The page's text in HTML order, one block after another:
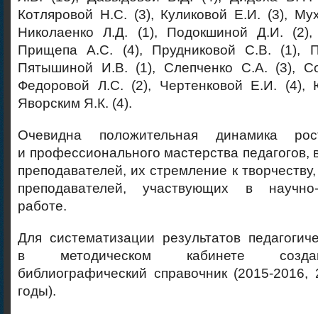
Котляровой Н.С. (3), Куликовой Е.И. (3),
Николаенко Л.Д. (1), Подокшиной Д.И.
Прищепа А.С. (4), Прудниковой С.В. (1),
Пятышиной И.В. (1), Слепченко С.А. (3),
Федоровой Л.С. (2), Чертенковой Е.И. (4),
Яворским Я.К. (4).
Очевидна положительная динамика
и профессионального мастерства педагогов,
преподавателей, их стремление к
преподавателей, участвующих в научно-
работе.
Для систематизации результатов
в методическом кабинете
библиографический справочник (2015-
годы).